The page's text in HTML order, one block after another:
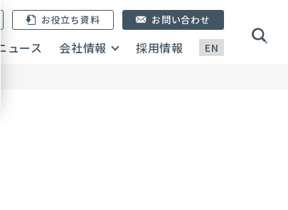
EN
お役立ち資料
ニュース 会社情報 採用情報
お問い合わせ